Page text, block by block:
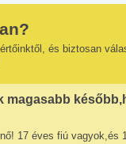
és biztosan
magasabb
17 éves fiú vagyok,és